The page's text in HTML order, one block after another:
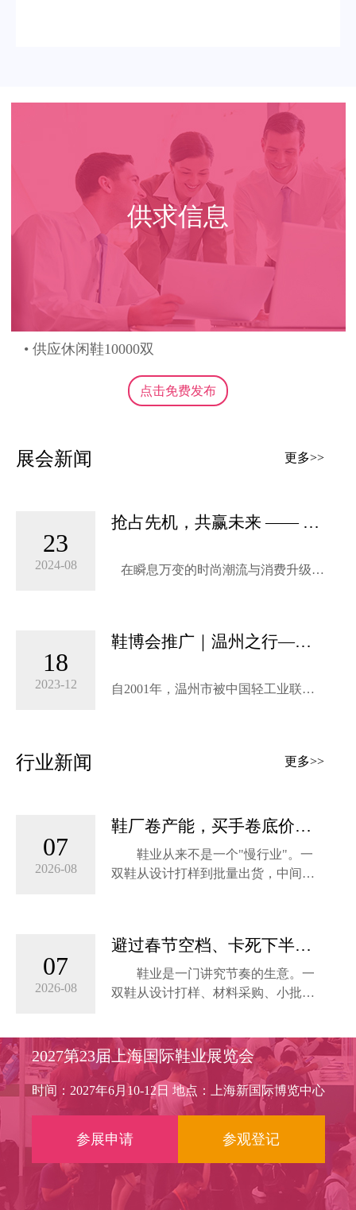
供求信息
• 供应休闲鞋10000双
点击免费发布
展会新闻 更多>>
23
2024-08
抢占先机，共赢未来 —— 立
国际鞋业展览会黄金展位！
在瞬息万变的时尚潮流与消费升级的
业界的年度盛事，正蓄势待发，即将
不仅是一次行业的深度交流，更是品
1. 市...
18
2023-12
鞋博会推广｜温州之行——
外延齐并进
自2001年，温州市被中国轻工业联合
证了传统优势产业转型升级的历程，
这是鞋都温州的新使命。
此次温州之行，上海国际鞋业展览会
组委会联席主席、上海雅辉展览有限
业协会会长、红蜻蜓副总裁徐威、永
嘉县鞋业协会秘书长周佩华、温州市
鞋革行业协会秘书长...
行业新闻 更多>>
07
2026-08
鞋厂卷产能，买手卷底价，6
月浦东见真形——第23届上
海国际鞋业展
鞋业从来不是一个"慢行业"。一
双鞋从设计打样到批量出货，中间要
整季的销售窗口。
在这个高度依赖节奏和效率的行
品控、更低成本；买手卷底价，比的
是谁能拿到源头工厂的一手报价、谁
能在同质化产品中找到差异化利润空
间。
而每年6月，上海浦东，正是这...
07
2026-08
避过春节空档、卡死下半年
爆款——2027上海鞋展只放
一次年中窗
鞋业是一门讲究节奏的生意。一
双鞋从设计打样、材料采购、小批量
关键的节点上完成选品、锁定供应
商、敲定订单，谁就能在下半年旺季
到来时从容出货，而不是被库存和交
期追着跑。
2027第23届上海国际鞋业博览会
（SISE）正式定档2027年6月10日至12
日，选址上海新国际博览中心。这个
时间点，恰好卡在上半年新品发布与
2027第23届上海国际鞋业展览会
时间：2027年6月10-12日 地点：上海新国际博览中心
参展申请 参观登记